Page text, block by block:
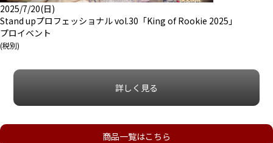
2025/7/20(日)
Stand upプロフェッショナル vol.30「King of Rookie 2025」
プロイベント
(税別)
詳しく見る
商品一覧はこちら